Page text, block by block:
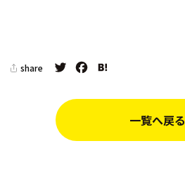
share TwitterFacebook
一覧へ戻る